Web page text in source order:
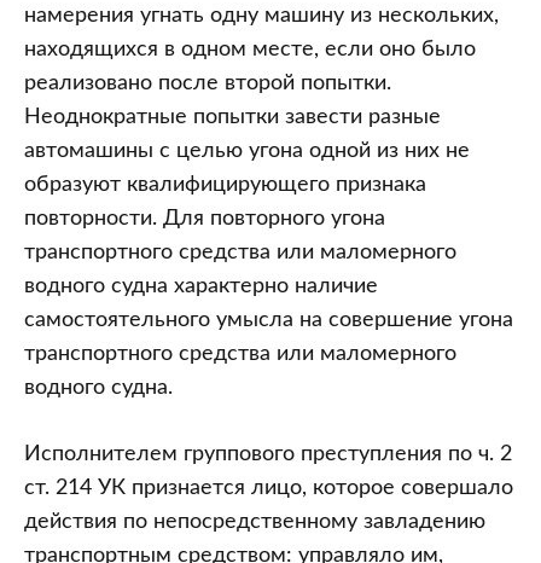
намерения угнать одну машину из нескольких,
находящихся в одном месте, если оно было
реализовано после второй попытки.
Неоднократные попытки завести разные
автомашины с целью угона одной из них не
образуют квалифицирующего признака
повторности. Для повторного угона
транспортного средства или маломерного
водного судна характерно наличие
самостоятельного умысла на совершение угона
транспортного средства или маломерного
водного судна.
Исполнителем группового преступления по ч. 2
ст. 214 УК признается лицо, которое совершало
действия по непосредственному завладению
транспортным средством: управляло им,